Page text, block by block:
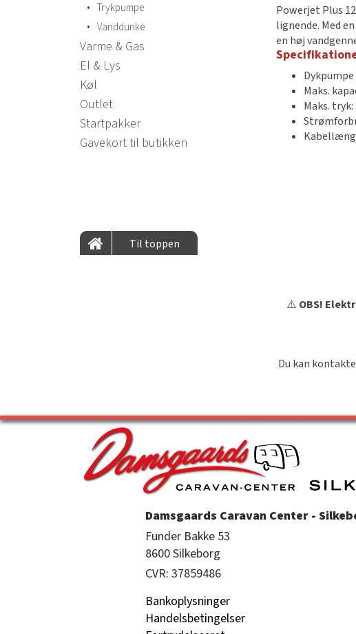
• Trykpumpe
• Vanddunke
Varme & Gas
El & Lys
Køl
Outlet
Startpakker
Gavekort til butikken
Powerjet Plus
lignende. Med
en høj
Maks.
Maks.
Til toppen
⚠️ OBS!
Du kan
Damsgaards Caravan Center -
Funder Bakke 53
8600 Silkeborg
CVR: 37859486
Bankoplysninger
Handelsbetingelser